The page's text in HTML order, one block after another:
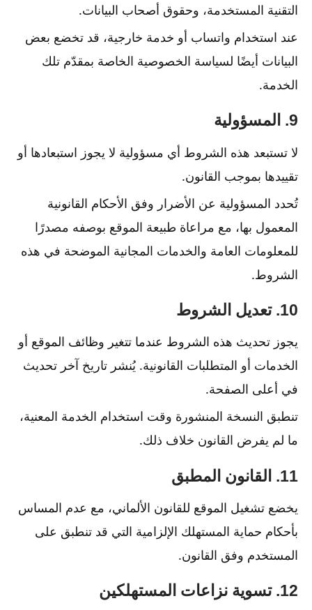
التقنية المستخدمة، وحقوق أصحاب البيانات.
عند استخدام واتساب أو خدمة خارجية، قد تخضع بعض
البيانات أيضًا لسياسة الخصوصية الخاصة بمقدّم تلك
الخدمة.
9. المسؤولية
لا تستبعد هذه الشروط أي مسؤولية لا يجوز استبعادها أو
تقييدها بموجب القانون.
تُحدد المسؤولية عن الأضرار وفق الأحكام القانونية
المعمول بها، مع مراعاة طبيعة الموقع بوصفه مصدرًا
للمعلومات العامة والخدمات المجانية الموضحة في هذه
الشروط.
10. تعديل الشروط
يجوز تحديث هذه الشروط عندما تتغير وظائف الموقع أو
الخدمات أو المتطلبات القانونية. يُنشر تاريخ آخر تحديث
في أعلى الصفحة.
تنطبق النسخة المنشورة وقت استخدام الخدمة المعنية،
ما لم يفرض القانون خلاف ذلك.
11. القانون المطبق
يخضع تشغيل الموقع للقانون الألماني، مع عدم المساس
بأحكام حماية المستهلك الإلزامية التي قد تنطبق على
المستخدم وفق القانون.
12. تسوية نزاعات المستهلكين